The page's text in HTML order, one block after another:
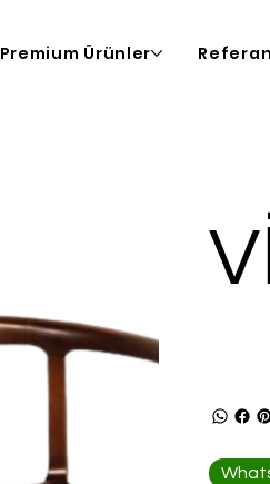
Premium Ürünler